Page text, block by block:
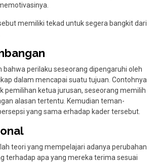
memiliki tekad untuk segera bangkit dari
bahwa perilaku seseorang dipengaruhi oleh
dalam mencapai suatu tujuan. Contohnya
pemilihan ketua jurusan, seseorang memilih
alasan tertentu. Kemudian teman-
yang sama erhadap kader tersebut.
teori yang mempelajari adanya perubahan
terhadap apa yang mereka terima sesuai